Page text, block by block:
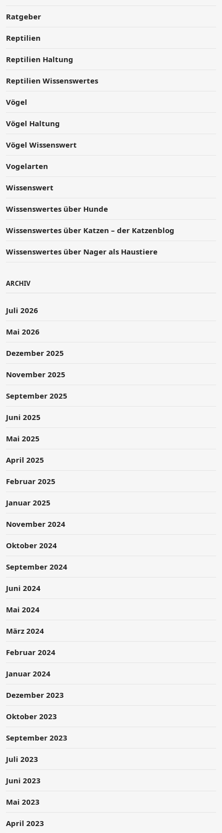
Ratgeber
Reptilien
Reptilien Haltung
Reptilien Wissenswertes
Vögel
Vögel Haltung
Vögel Wissenswert
Vogelarten
Wissenswert
Wissenswertes über Hunde
Wissenswertes über Katzen – der Katzenblog
Wissenswertes über Nager als Haustiere
ARCHIV
Juli 2026
Mai 2026
Dezember 2025
November 2025
September 2025
Juni 2025
Mai 2025
April 2025
Februar 2025
Januar 2025
November 2024
Oktober 2024
September 2024
Juni 2024
Mai 2024
März 2024
Februar 2024
Januar 2024
Dezember 2023
Oktober 2023
September 2023
Juli 2023
Juni 2023
Mai 2023
April 2023